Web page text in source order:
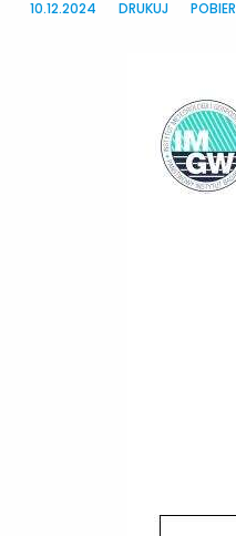
10.12.2024 DRUKUJ